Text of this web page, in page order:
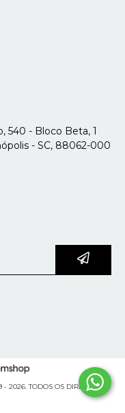
540 - Bloco Beta, 1
- SC, 88062-000
- 2026. TODOS OS DIREITOS